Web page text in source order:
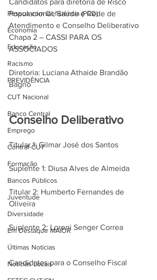
Pessoa com Deficiência (PCD)
Economia
Educação
Racismo
PREVIDÊNCIA
CUT Nacional
Banco Central
Emprego
Contraf-CUT
Formação
Bancos Públicos
Juventude
Diversidade
Em Destaque MAIOR
Últimas Notícias
Notícias Locais
Candidatos para diretoria de Risco
Populacional, Saúde e Rede de
Atendimento e Conselho Deliberativo
Chapa 2 – CASSI PARA OS
ASSOCIADOS
Diretoria: Luciana Athaide Brandão
Bagno
Conselho Deliberativo
Titular 1: Gilmar José dos Santos
Suplente 1: Diusa Alves de Almeida
Titular 2: Humberto Fernandes de
Oliveira
Suplente 2: Loreni Senger Correa
Candidatos para o Conselho Fiscal